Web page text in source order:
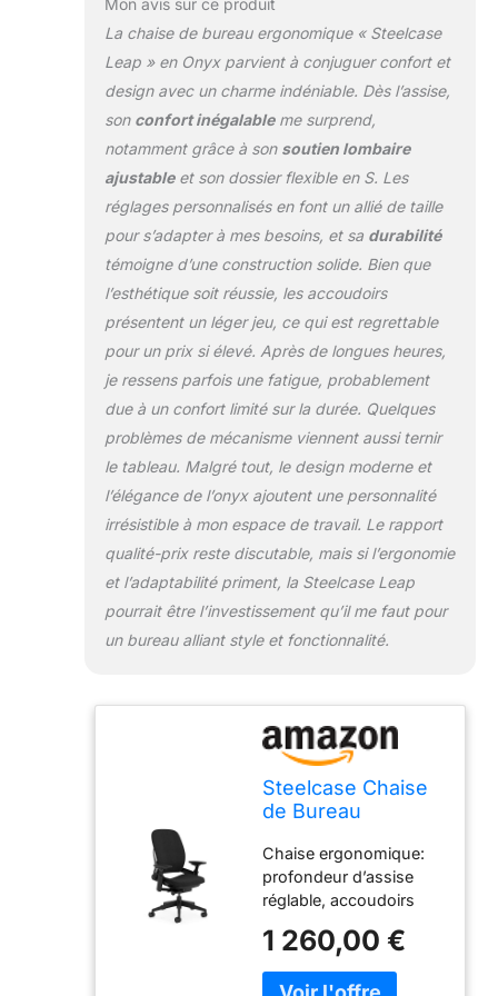
permet au dossier
d’imiter et de soutenir
les mouvements de la
colonne vertébrale
Roulettes: adaptées
aux sols durs (parquet,
mous (moquettes, etc)
Chaise entièrement
montée; garantie
fabricant de douze ans;
fabriquée en France
La chaise de bureau ergonomique « Steelcase
Leap » en Onyx parvient à conjuguer confort et
design avec un charme indéniable. Dès l’assise,
son confort inégalableme surprend,
notamment grâce à son soutien lombaire
ajustableet son dossier flexible en S. Les
réglages personnalisés en font un allié de taille
pour s’adapter à mes besoins, et sa durabilité
témoigne d’une construction solide. Bien que
l’esthétique soit réussie, les accoudoirs
présentent un léger jeu, ce qui est regrettable
pour un prix si élevé. Après de longues heures,
je ressens parfois une fatigue, probablement
due à un confort limité sur la durée. Quelques
problèmes de mécanisme viennent aussi ternir
le tableau. Malgré tout, le design moderne et
l’élégance de l’onyx ajoutent une personnalité
irrésistible à mon espace de travail. Le rapport
qualité-prix reste discutable, mais si l’ergonomie
et l’adaptabilité priment, la Steelcase Leap
pourrait être l’investissement qu’il me faut pour
un bureau alliant style et fonctionnalité.
Steelcase Chaise
de Bureau
Leap, accotoirs
4D, Onyx
Chaise ergonomique:
profondeur d’assise
réglable, accoudoirs
lombaire réglable,
réglage de fermeté du
1 260,00 €